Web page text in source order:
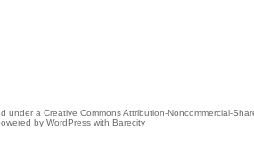
under a Creative Commons Attribution-Noncommercial-
by WordPress with Barecity